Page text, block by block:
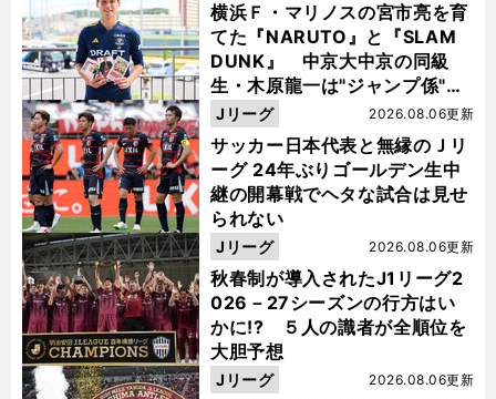
横浜Ｆ・マリノスの宮市亮を育
てた『NARUTO』と『SLAM
DUNK』 中京大中京の同級
生・木原龍一は"ジャンプ係"だ
った
サッカー日本代表と無縁のＪリ
ーグ 24年ぶりゴールデン生中
継の開幕戦でヘタな試合は見せ
られない
2026.08.06更新
Jリーグ
秋春制が導入されたJ1リーグ2
026－27シーズンの行方はい
かに!? ５人の識者が全順位を
大胆予想
2026.08.06更新
Jリーグ
2026.08.06更新
Jリーグ